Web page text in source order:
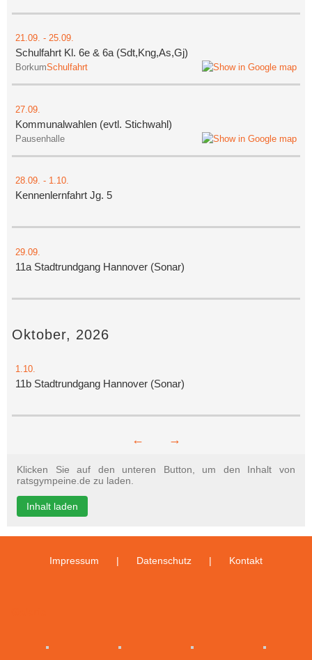
21.09. - 25.09.
Schulfahrt Kl. 6e & 6a (Sdt,Kng,As,Gj)
BorkumSchulfahrt
27.09.
Kommunalwahlen (evtl. Stichwahl)
Pausenhalle
28.09. - 1.10.
Kennenlernfahrt Jg. 5
29.09.
11a Stadtrundgang Hannover (Sonar)
Oktober, 2026
1.10.
11b Stadtrundgang Hannover (Sonar)
← →
Klicken Sie auf den unteren Button, um den Inhalt von
ratsgympeine.de zu laden.
Inhalt laden
Impressum Datenschutz Kontakt